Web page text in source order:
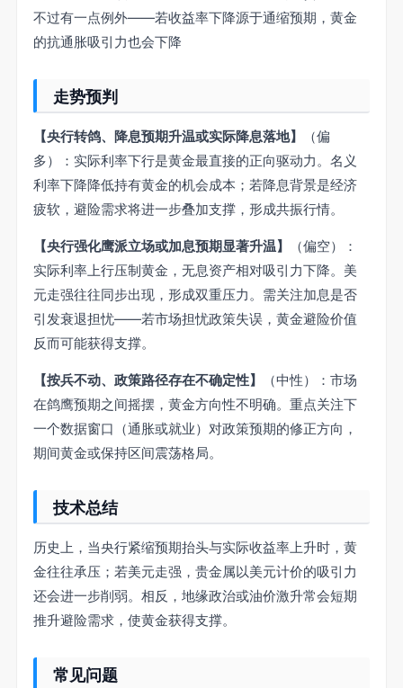
不过有一点例外——若收益率下降源于通缩预期，黄金
的抗通胀吸引力也会下降
走势预判
【央行转鸽、降息预期升温或实际降息落地】
（偏
多）：实际利率下行是黄金最直接的正向驱动力。名义
利率下降降低持有黄金的机会成本；若降息背景是经济
疲软，避险需求将进一步叠加支撑，形成共振行情。
【央行强化鹰派立场或加息预期显著升温】
（偏空）：
实际利率上行压制黄金，无息资产相对吸引力下降。美
元走强往往同步出现，形成双重压力。需关注加息是否
引发衰退担忧——若市场担忧政策失误，黄金避险价值
反而可能获得支撑。
【按兵不动、政策路径存在不确定性】
（中性）：市场
在鸽鹰预期之间摇摆，黄金方向性不明确。重点关注下
一个数据窗口（通胀或就业）对政策预期的修正方向，
期间黄金或保持区间震荡格局。
技术总结
历史上，当央行紧缩预期抬头与实际收益率上升时，黄
金往往承压；若美元走强，贵金属以美元计价的吸引力
还会进一步削弱。相反，地缘政治或油价激升常会短期
推升避险需求，使黄金获得支撑。
常见问题